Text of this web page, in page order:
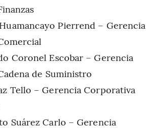
Pierrend – Gerencia
Coronel Escobar – Gerencia
de Suministro
Tello – Gerencia Corporativa
Suárez Carlo – Gerencia